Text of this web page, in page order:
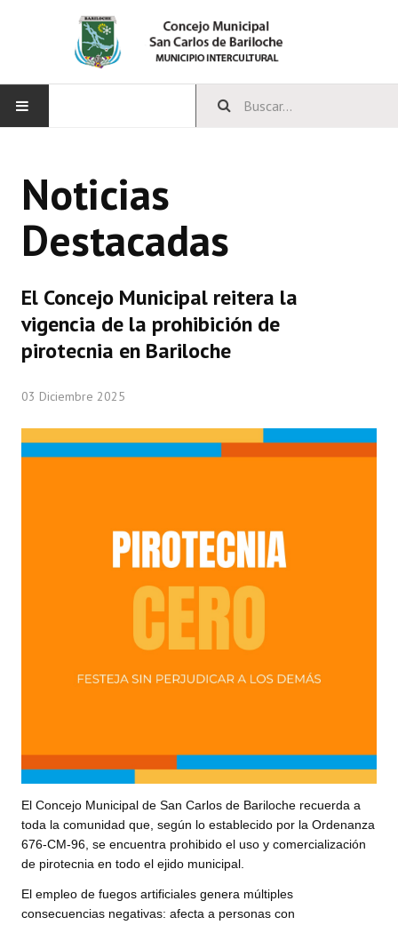
CONCEJO
Bloques Políticos
Comisiones Permanentes
Comisiones Especiales
LEGISLACIÓN
Constitución Provincial
Carta Orgánica 2007
Organigrama
Informes de Gestión
Dictámenes Asesoría Letrada
Actas de Sesión
Informes de Unidad Coordinadora
Noticias
Destacadas
El Concejo Municipal reitera la
vigencia de la prohibición de
pirotecnia en Bariloche
03 Diciembre 2025
El Concejo Municipal de San Carlos de Bariloche recuerda a
toda la comunidad que, según lo establecido por la Ordenanza
676-CM-96, se encuentra prohibido el uso y comercialización
de pirotecnia en todo el ejido municipal.
El empleo de fuegos artificiales genera múltiples
consecuencias negativas: afecta a personas con